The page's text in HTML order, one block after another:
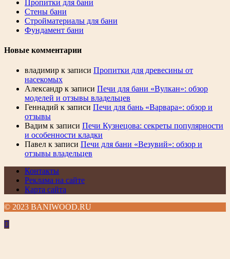
Пропитки для бани
Стены бани
Стройматериалы для бани
Фундамент бани
Новые комментарии
владимир к записи Пропитки для древесины от
насекомых
Александр к записи Печи для бани «Вулкан»: обзор
моделей и отзывы владельцев
Геннадий к записи Печи для бань «Варвара»: обзор и
отзывы
Вадим к записи Печи Кузнецова: секреты популярности
и особенности кладки
Павел к записи Печи для бани «Везувий»: обзор и
отзывы владельцев
Контакты
Реклама на сайте
Карта сайта
© 2023 BANIWOOD.RU